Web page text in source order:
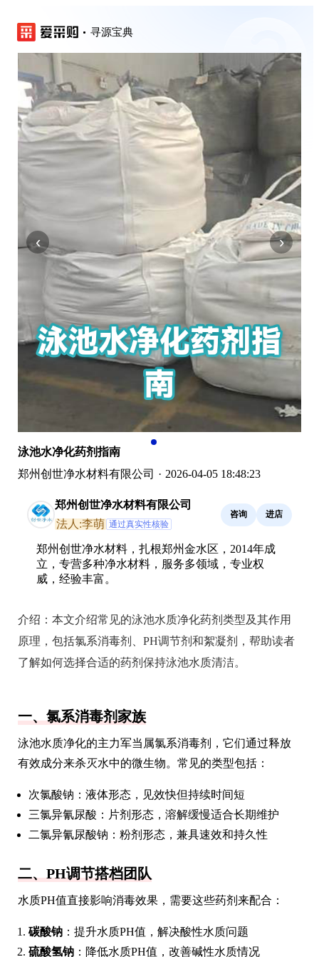
寻源宝典
‹ ›
泳池水净化药剂指南
郑州创世净水材料有限公司 · 2026-04-05 18:48:23
郑州创世净水材料有限公司
法人:李萌 通过真实性核验
咨询 进店
郑州创世净水材料，扎根郑州金水区，2014年成
立，专营多种净水材料，服务多领域，专业权
威，经验丰富。
介绍： 本文介绍常见的泳池水质净化药剂类型及其作用
原理，包括氯系消毒剂、PH调节剂和絮凝剂，帮助读者
了解如何选择合适的药剂保持泳池水质清洁。
一、氯系消毒剂家族
泳池水质净化的主力军当属氯系消毒剂，它们通过释放
有效成分来杀灭水中的微生物。常见的类型包括：
次氯酸钠：液体形态，见效快但持续时间短
三氯异氰尿酸：片剂形态，溶解缓慢适合长期维护
二氯异氰尿酸钠：粉剂形态，兼具速效和持久性
二、PH调节搭档团队
水质PH值直接影响消毒效果，需要这些药剂来配合：
碳酸钠 ：提升水质PH值，解决酸性水质问题
硫酸氢钠 ：降低水质PH值，改善碱性水质情况